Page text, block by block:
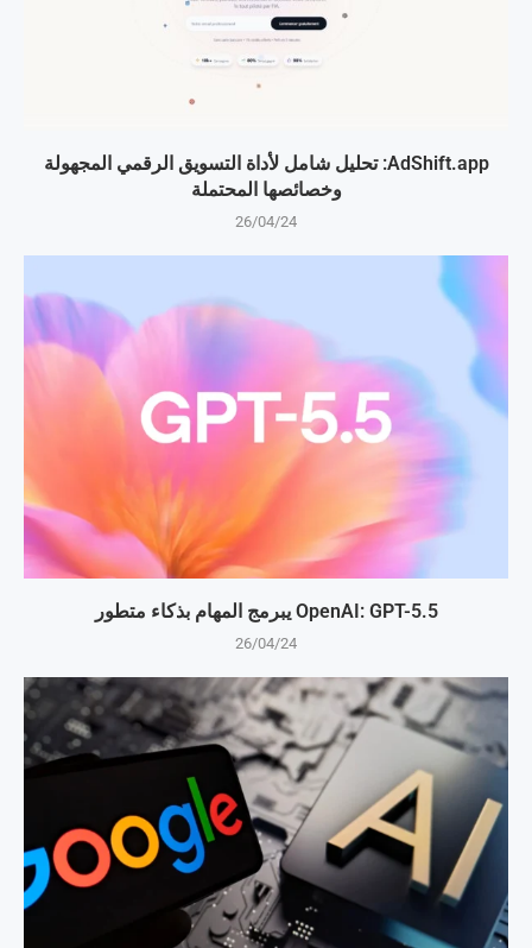
AdShift.app: تحليل شامل لأداة التسويق الرقمي المجهولة
وخصائصها المحتملة
26/04/24
OpenAI: GPT-5.5 يبرمج المهام بذكاء متطور
26/04/24